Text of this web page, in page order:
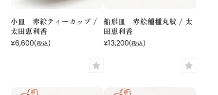
小皿 赤絵ティーカップ /
太田恵利香
¥6,600(税込)
船形皿 赤絵種種丸紋 / 太
田恵利香
¥13,200(税込)